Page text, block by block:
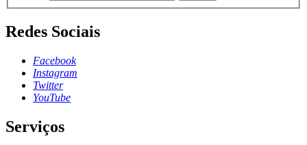
Redes Sociais
Facebook
Instagram
Twitter
YouTube
Serviços